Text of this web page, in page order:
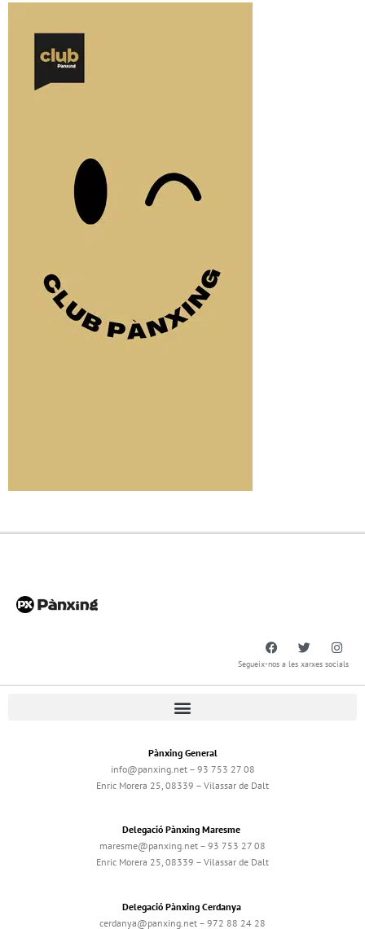
Segueix-nos a les xarxes socials
Pànxing General
info@panxing.net – 93 753 27 08
Enric Morera 25, 08339 – Vilassar de Dalt
Delegació Pànxing Maresme
maresme@panxing.net – 93 753 27 08
Enric Morera 25, 08339 – Vilassar de Dalt
Delegació Pànxing Cerdanya
cerdanya@panxing.net – 972 88 24 28